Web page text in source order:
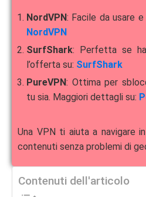
NordVPN: Facile da usare
NordVPN
SurfShark: Perfetta se
l’offerta su: SurfShark
PureVPN: Ottima per
tu sia. Maggiori dettagli su:
Una VPN ti aiuta a navigare
contenuti senza problemi di
Contenuti dell'articolo